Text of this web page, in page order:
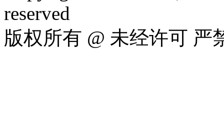
reserved
版权所有 @ 未经许可 严